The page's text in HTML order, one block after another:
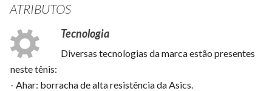
ATRIBUTOS
Tecnologia
Diversas tecnologias da marca estão presentes
neste tênis:
- Ahar: borracha de alta resistência da Asics.